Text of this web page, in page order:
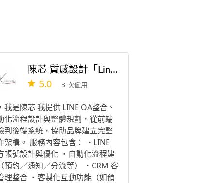
陳芯 質感設計「Line官方網站代操」
5.0 3 次僱用
我是陳芯 我提供 LINE OA整合、
化流程設計與整體規劃，從前端
到後端系統，協助品牌建立完整
架構。 服務內容包含： ・LINE
帳號設計與優化 ・自動化流程建
預約／通知／分流等） ・CRM 客
理整合 ・客製化互動功能（如預